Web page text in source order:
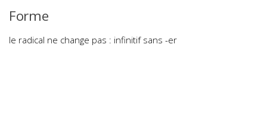
Forme
le radical ne change pas : infinitif sans -er